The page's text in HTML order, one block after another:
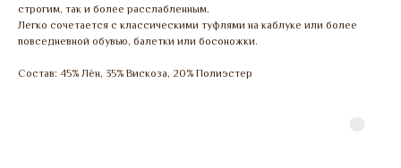
строгим, так и более расслабленным.
Легко сочетается с классическими туфлями на каблуке или более
повседневной обувью, балетки или босоножки.
Состав: 45% Лён, 35% Вискоза, 20% Полиэстер